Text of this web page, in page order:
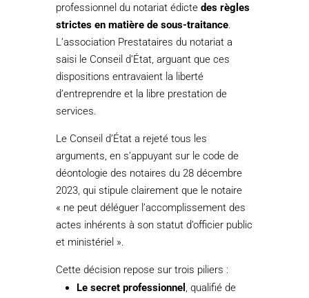
professionnel du notariat édicte des règles
strictes en matière de sous-traitance.
L’association Prestataires du notariat a
saisi le Conseil d’État, arguant que ces
dispositions entravaient la liberté
d’entreprendre et la libre prestation de
services.
Le Conseil d’État a rejeté tous les
arguments, en s’appuyant sur le code de
déontologie des notaires du 28 décembre
2023, qui stipule clairement que le notaire
« ne peut déléguer l’accomplissement des
actes inhérents à son statut d’officier public
et ministériel ».
Cette décision repose sur trois piliers :
Le secret professionnel , qualifié de